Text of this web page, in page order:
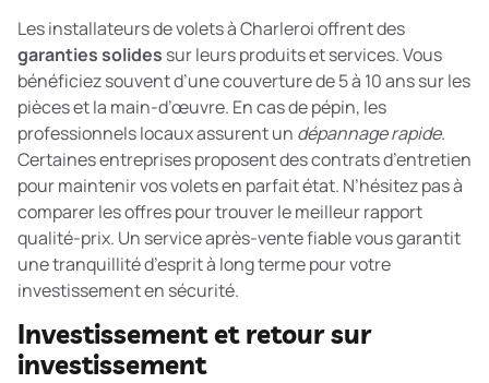
Les installateurs de volets à Charleroi offrent des
garanties solides sur leurs produits et services. Vous
bénéficiez souvent d’une couverture de 5 à 10 ans sur les
pièces et la main-d’œuvre. En cas de pépin, les
professionnels locaux assurent un dépannage rapide.
Certaines entreprises proposent des contrats d’entretien
pour maintenir vos volets en parfait état. N’hésitez pas à
comparer les offres pour trouver le meilleur rapport
qualité-prix. Un service après-vente fiable vous garantit
une tranquillité d’esprit à long terme pour votre
investissement en sécurité.
Investissement et retour sur
investissement